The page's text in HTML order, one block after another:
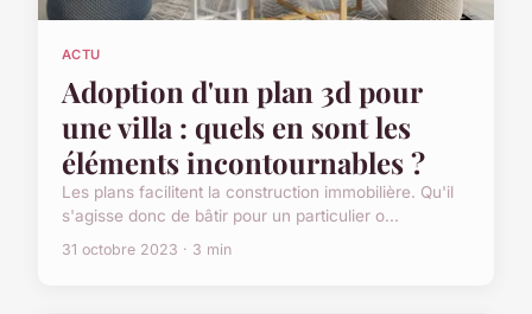
ACTU
Adoption d'un plan 3d pour
une villa : quels en sont les
éléments incontournables ?
Les plans facilitent la construction immobilière. Qu'il
s'agisse donc de bâtir pour un particulier o...
31 octobre 2023 · 3 min